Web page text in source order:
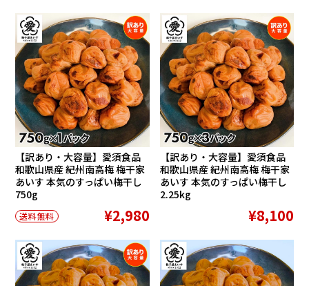
【訳あり・大容量】愛須食品
和歌山県産 紀州南高梅 梅干家
あいす 本気のすっぱい梅干し
750g
送料無料 ¥2,980
【訳あり・大容量】愛須食品
和歌山県産 紀州南高梅 梅干家
あいす 本気のすっぱい梅干し
2.25kg
¥8,100